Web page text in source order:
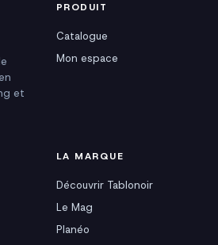
et
PRODUIT
Catalogue
Mon espace
LA MARQUE
Découvrir Tablonoir
Le Mag
Planéo